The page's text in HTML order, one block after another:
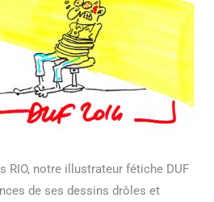
RIO, notre illustrateur fétiche DUF
de ses dessins drôles et